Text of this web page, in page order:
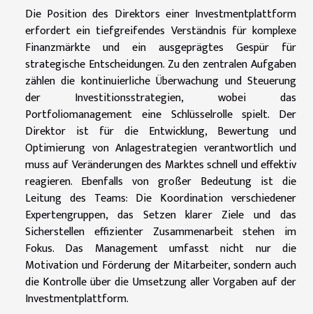
Die Position des Direktors einer Investmentplattform
erfordert ein tiefgreifendes Verständnis für komplexe
Finanzmärkte und ein ausgeprägtes Gespür für
strategische Entscheidungen. Zu den zentralen Aufgaben
zählen die kontinuierliche Überwachung und Steuerung
der Investitionsstrategien, wobei das
Portfoliomanagement eine Schlüsselrolle spielt. Der
Direktor ist für die Entwicklung, Bewertung und
Optimierung von Anlagestrategien verantwortlich und
muss auf Veränderungen des Marktes schnell und effektiv
reagieren. Ebenfalls von großer Bedeutung ist die
Leitung des Teams: Die Koordination verschiedener
Expertengruppen, das Setzen klarer Ziele und das
Sicherstellen effizienter Zusammenarbeit stehen im
Fokus. Das Management umfasst nicht nur die
Motivation und Förderung der Mitarbeiter, sondern auch
die Kontrolle über die Umsetzung aller Vorgaben auf der
Investmentplattform.